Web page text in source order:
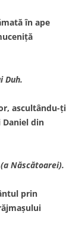
în ape
Duh.
ascultându-ţi
Daniel din
Născătoarei).
prin